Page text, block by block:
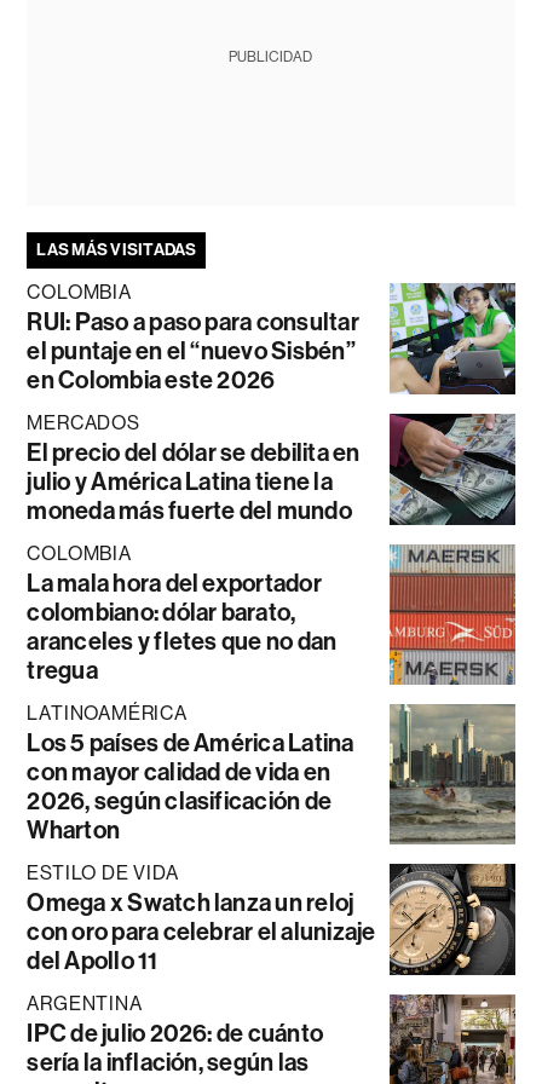
PUBLICIDAD
LAS MÁS VISITADAS
COLOMBIA
RUI: Paso a paso para consultar
el puntaje en el “nuevo Sisbén”
en Colombia este 2026
MERCADOS
El precio del dólar se debilita en
julio y América Latina tiene la
moneda más fuerte del mundo
COLOMBIA
La mala hora del exportador
colombiano: dólar barato,
aranceles y fletes que no dan
tregua
LATINOAMÉRICA
Los 5 países de América Latina
con mayor calidad de vida en
2026, según clasificación de
Wharton
ESTILO DE VIDA
Omega x Swatch lanza un reloj
con oro para celebrar el alunizaje
del Apollo 11
ARGENTINA
IPC de julio 2026: de cuánto
sería la inflación, según las